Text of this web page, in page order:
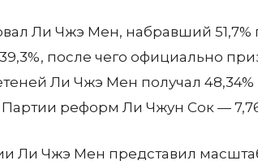
Ли Чжэ Мен, набравший 51,7%
после чего официально
Ли Чжэ Мен получал
Партии реформ Ли Чжун Сок —
Ли Чжэ Мен представил